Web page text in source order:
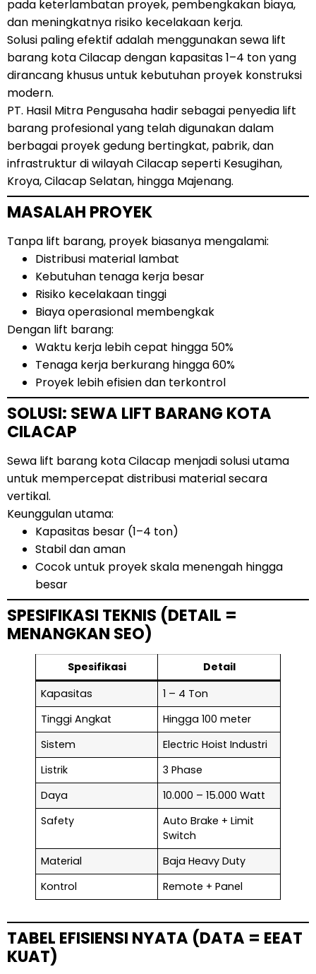
pada keterlambatan proyek, pembengkakan biaya,
dan meningkatnya risiko kecelakaan kerja.
Solusi paling efektif adalah menggunakan sewa lift
barang kota Cilacap dengan kapasitas 1–4 ton yang
dirancang khusus untuk kebutuhan proyek konstruksi
modern.
PT. Hasil Mitra Pengusaha hadir sebagai penyedia lift
barang profesional yang telah digunakan dalam
berbagai proyek gedung bertingkat, pabrik, dan
infrastruktur di wilayah Cilacap seperti Kesugihan,
Kroya, Cilacap Selatan, hingga Majenang.
MASALAH PROYEK
Tanpa lift barang, proyek biasanya mengalami:
Distribusi material lambat
Kebutuhan tenaga kerja besar
Risiko kecelakaan tinggi
Biaya operasional membengkak
Dengan lift barang:
Waktu kerja lebih cepat hingga 50%
Tenaga kerja berkurang hingga 60%
Proyek lebih efisien dan terkontrol
SOLUSI: SEWA LIFT BARANG KOTA
CILACAP
Sewa lift barang kota Cilacap menjadi solusi utama
untuk mempercepat distribusi material secara
vertikal.
Keunggulan utama:
Kapasitas besar (1–4 ton)
Stabil dan aman
Cocok untuk proyek skala menengah hingga
besar
SPESIFIKASI TEKNIS (DETAIL =
MENANGKAN SEO)
Spesifikasi
Detail
Kapasitas
1 – 4 Ton
Tinggi Angkat
Hingga 100 meter
Sistem
Electric Hoist Industri
Listrik
3 Phase
Daya
10.000 – 15.000 Watt
Safety
Auto Brake + Limit
Switch
Material
Baja Heavy Duty
Kontrol
Remote + Panel
TABEL EFISIENSI NYATA (DATA = EEAT
KUAT)